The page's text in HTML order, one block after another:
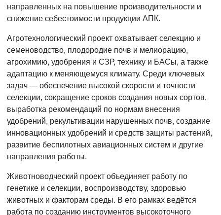
направленных на повышение производительности и
снижение себестоимости продукции АПК.
Агротехнологический проект охватывает селекцию и
семеноводство, плодородие почв и мелиорацию,
агрохимию, удобрения и СЗР, технику и БАСы, а также
адаптацию к меняющемуся климату. Среди ключевых
задач — обеспечение высокой скорости и точности
селекции, сокращение сроков создания новых сортов,
выработка рекомендаций по нормам внесения
удобрений, рекультивации нарушенных почв, создание
инновационных удобрений и средств защиты растений,
развитие беспилотных авиационных систем и другие
направления работы.
Животноводческий проект объединяет работу по
генетике и селекции, воспроизводству, здоровью
животных и факторам среды. В его рамках ведётся
работа по созданию инструментов высокоточного